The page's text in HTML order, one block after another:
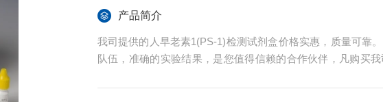
产品简介
我司提供的人早老素1(PS-1)检测试剂盒价格实惠，质量可靠
队伍，准确的实验结果，是您值得信赖的合作伙伴，凡购买